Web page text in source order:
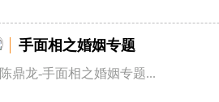
手面相之婚姻专题
陈鼎龙-手面相之婚姻专题...